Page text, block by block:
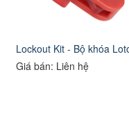
Lockout Kit - Bộ khóa
Giá bán: Liên hệ